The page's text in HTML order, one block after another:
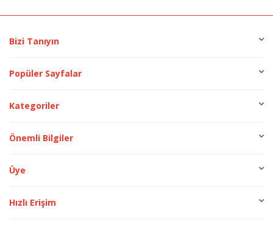
Bizi Tanıyın
Popüler Sayfalar
Kategoriler
Önemli Bilgiler
Üye
Hızlı Erişim